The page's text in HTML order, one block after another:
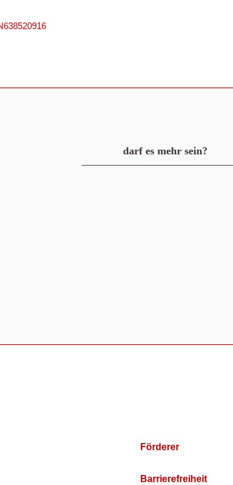
darf es mehr sein?
Förderer
Barrierefreiheit